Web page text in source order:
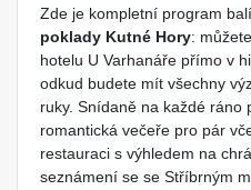
Zde je kompletní program
poklady Kutné Hory:
hotelu U Varhanáře přímo v
odkud budete mít všechny
ruky. Snídaně na každé ráno
romantická večeře pro pár
restauraci s výhledem na
seznámení se se Stříbrným